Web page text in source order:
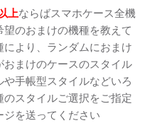
上ならばスマホケース全機
のおまけの機種を教えて
より、ランダムにおまけ
まけのケースのスタイル
手帳型スタイルなどいろ
スタイルご選択をご指定
を送ってください